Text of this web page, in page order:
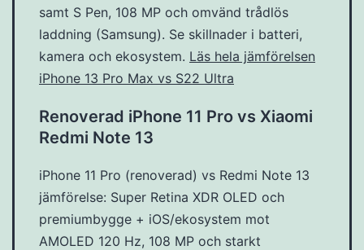
samt S Pen, 108 MP och omvänd trådlös
laddning (Samsung). Se skillnader i batteri,
kamera och ekosystem. Läs hela jämförelsen
iPhone 13 Pro Max vs S22 Ultra
Renoverad iPhone 11 Pro vs Xiaomi
Redmi Note 13
iPhone 11 Pro (renoverad) vs Redmi Note 13
jämförelse: Super Retina XDR OLED och
premiumbygge + iOS/ekosystem mot
AMOLED 120 Hz, 108 MP och starkt